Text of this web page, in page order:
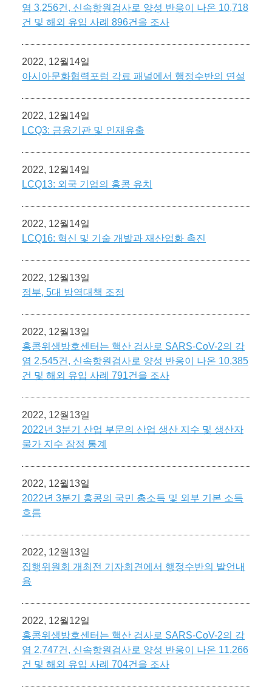
염 3,256건, 신속항원검사로 양성 반응이 나온 10,718
건 및 해외 유입 사례 896건을 조사
2022, 12월14일
아시아문화협력포럼 각료 패널에서 행정수반의 연설
2022, 12월14일
LCQ3: 금융기관 및 인재유출
2022, 12월14일
LCQ13: 외국 기업의 홍콩 유치
2022, 12월14일
LCQ16: 혁신 및 기술 개발과 재산업화 촉진
2022, 12월13일
정부, 5대 방역대책 조정
2022, 12월13일
홍콩위생방호센터는 핵산 검사로 SARS-CoV-2의 감
염 2,545건, 신속항원검사로 양성 반응이 나온 10,385
건 및 해외 유입 사례 791건을 조사
2022, 12월13일
2022년 3분기 산업 부문의 산업 생산 지수 및 생산자
물가 지수 잠정 통계
2022, 12월13일
2022년 3분기 홍콩의 국민 총소득 및 외부 기본 소득
흐름
2022, 12월13일
집행위원회 개최전 기자회견에서 행정수반의 발언내
용
2022, 12월12일
홍콩위생방호센터는 핵산 검사로 SARS-CoV-2의 감
염 2,747건, 신속항원검사로 양성 반응이 나온 11,266
건 및 해외 유입 사례 704건을 조사